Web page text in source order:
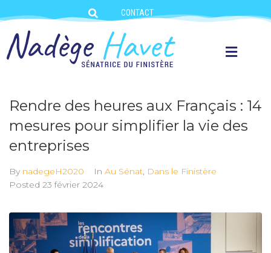
CONTACT
Rendre des heures aux Français : 14
mesures pour simplifier la vie des
entreprises
By nadegeH2020 In Au Sénat, Dans le Finistère
Posted 23 février 2024